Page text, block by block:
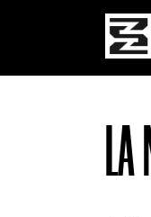
Pasar al contenido